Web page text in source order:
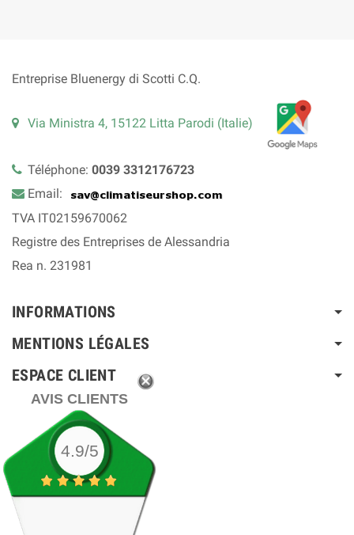
Entreprise Bluenergy di Scotti C.Q.
Via Ministra 4, 15122 Litta Parodi (Italie)
Téléphone: 0039 3312176723
Email:
TVA IT02159670062
Registre des Entreprises de Alessandria
Rea n. 231981
INFORMATIONS
MENTIONS LÉGALES
ESPACE CLIENT
AVIS CLIENTS
4.9/5